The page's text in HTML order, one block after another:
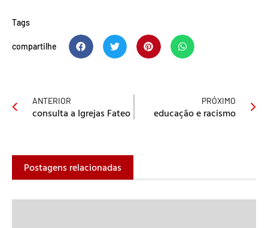
Tags
compartilhe
ANTERIOR
consulta a Igrejas Fateo
PRÓXIMO
educação e racismo
Postagens relacionadas